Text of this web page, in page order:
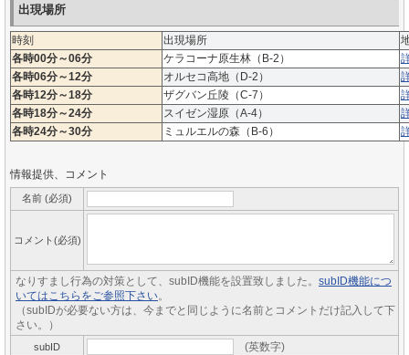
出現場所
時刻 出現場所
各時00分～06分
ケラコーナ原生林（B-2）
各時06分～12分
オルセコ高地（D-2）
各時12分～18分
ザグバン丘陵（C-7）
各時18分～24分
スイゼン湿原（A-4）
各時24分～30分
ミュルエルの森（B-6）
情報提供、コメント
名前 (必須)
コメント(必須)
なりすまし行為の対策として、subID機能を設置致しました。 subID機能につ
いてはこちらをご参照下さい。
（subIDが必要ない方は、今までと同じように名前とコメントだけ記入して下
さい。）
subID (英数字)